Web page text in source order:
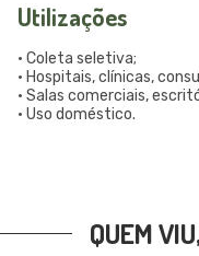
Utilizações
• Coleta seletiva;
• Hospitais, clínicas,
• Salas comerciais,
• Uso doméstico.
QUEM